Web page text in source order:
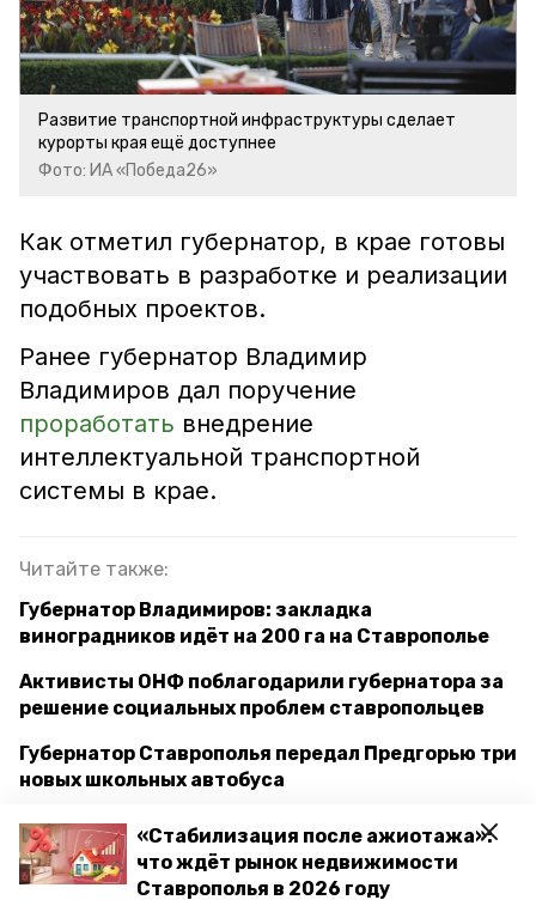
«Стабилизация после ажиотажа»:
что ждёт рынок недвижимости
Ставрополья в 2026 году
Развитие транспортной инфраструктуры сделает
курорты края ещё доступнее
Фото: ИА «Победа26»
Как отметил губернатор, в крае готовы
участвовать в разработке и реализации
подобных проектов.
Ранее губернатор Владимир
Владимиров дал поручение
проработать внедрение
интеллектуальной транспортной
системы в крае.
Читайте также:
Губернатор Владимиров: закладка
виноградников идёт на 200 га на Ставрополье
Активисты ОНФ поблагодарили губернатора за
решение социальных проблем ставропольцев
Губернатор Ставрополья передал Предгорью три
новых школьных автобуса
ставрополье курорты туризм